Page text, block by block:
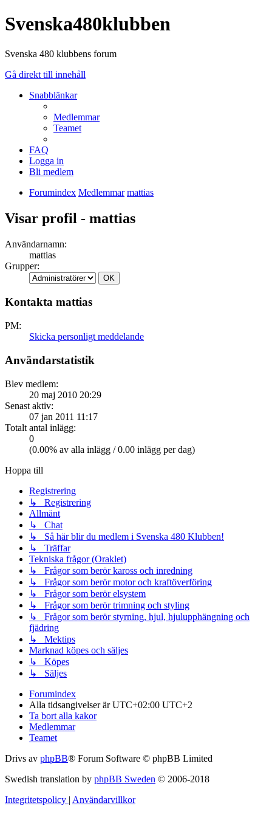
Svenska480klubben
Svenska 480 klubbens forum
Gå direkt till innehåll
Snabblänkar
Medlemmar
Teamet
FAQ
Logga in
Bli medlem
Forumindex Medlemmar mattias
Visar profil - mattias
Användarnamn:
mattias
Grupper:
Kontakta mattias
PM:
Skicka personligt meddelande
Användarstatistik
Blev medlem:
20 maj 2010 20:29
Senast aktiv:
07 jan 2011 11:17
Totalt antal inlägg:
0
(0.00% av alla inlägg / 0.00 inlägg per dag)
Hoppa till
Registrering
↳ Registrering
Allmänt
↳ Chat
↳ Så här blir du medlem i Svenska 480 Klubben!
↳ Träffar
Tekniska frågor (Oraklet)
↳ Frågor som berör kaross och inredning
↳ Frågor som berör motor och kraftöverföring
↳ Frågor som berör elsystem
↳ Frågor som berör trimning och styling
↳ Frågor som berör styrning, hjul, hjulupphängning och
fjädring
↳ Mektips
Marknad köpes och säljes
↳ Köpes
↳ Säljes
Forumindex
Alla tidsangivelser är UTC+02:00 UTC+2
Ta bort alla kakor
Medlemmar
Teamet
Drivs av phpBB® Forum Software © phpBB Limited
Swedish translation by phpBB Sweden © 2006-2018
Integritetspolicy | Användarvillkor